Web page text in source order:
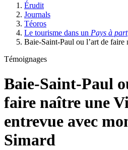
Érudit
Journals
Téoros
Le tourisme dans un Pays à part
Baie-Saint-Paul ou l’art de
Témoignages
Baie-Saint-Paul
faire naître une
entrevue avec
Simard